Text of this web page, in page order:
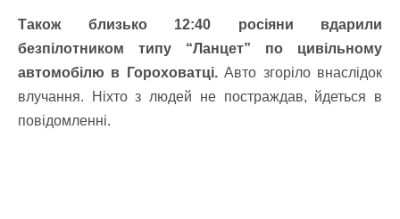
Також близько 12:40 росіяни вдарили
безпілотником типу “Ланцет” по цивільному
автомобілю в Гороховатці.Авто згоріло внаслідок
влучання. Ніхто з людей не постраждав, йдеться в
повідомленні.